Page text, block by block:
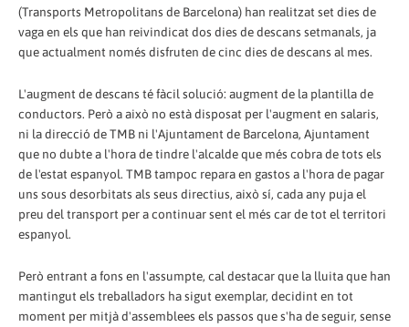
(Transports Metropolitans de Barcelona) han realitzat set dies de
vaga en els que han reivindicat dos dies de descans setmanals, ja
que actualment només disfruten de cinc dies de descans al mes.
L'augment de descans té fàcil solució: augment de la plantilla de
conductors. Però a això no està disposat per l'augment en salaris,
ni la direcció de TMB ni l'Ajuntament de Barcelona, Ajuntament
que no dubte a l'hora de tindre l'alcalde que més cobra de tots els
de l'estat espanyol. TMB tampoc repara en gastos a l'hora de pagar
uns sous desorbitats als seus directius, això sí, cada any puja el
preu del transport per a continuar sent el més car de tot el territori
espanyol.
Però entrant a fons en l'assumpte, cal destacar que la lluita que han
mantingut els treballadors ha sigut exemplar, decidint en tot
moment per mitjà d'assemblees els passos que s'ha de seguir, sense